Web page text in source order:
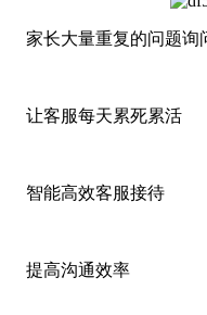
家长大量重复的问题询
让客服每天累死累活
智能高效客服接待
提高沟通效率